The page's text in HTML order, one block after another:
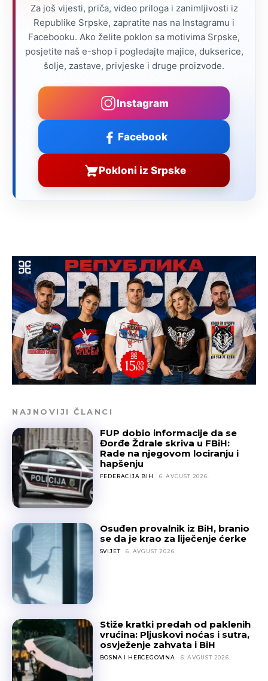
Za još vijesti, priča, video priloga i zanimljivosti iz
Republike Srpske, zapratite nas na Instagramu i
Facebooku. Ako želite poklon sa motivima Srpske,
posjetite naš e-shop i pogledajte majice, dukserice,
šolje, zastave, privjeske i druge proizvode.
Instagram
Facebook
Pokloni iz Srpske
NAJNOVIJI ČLANCI
FUP dobio informacije da se
Đorđe Ždrale skriva u FBiH:
Rade na njegovom lociranju i
hapšenju
FEDERACIJA BIH 6. AVGUST 2026.
Osuđen provalnik iz BiH, branio
se da je krao za liječenje ćerke
SVIJET 6. AVGUST 2026.
Stiže kratki predah od paklenih
vrućina: Pljuskovi noćas i sutra,
osvježenje zahvata i BiH
BOSNA I HERCEGOVINA 6. AVGUST 2026.